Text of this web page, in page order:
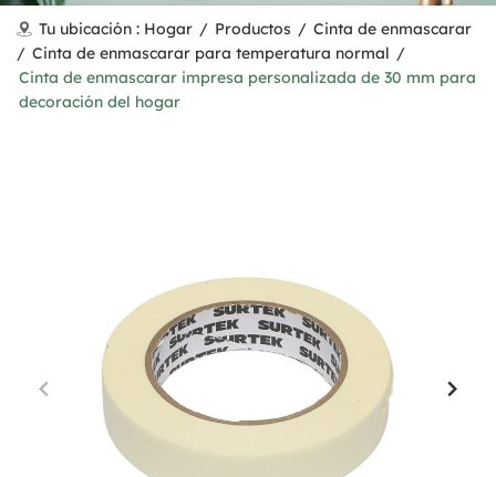
Tu ubicación : Hogar / Productos / Cinta de enmascarar
/ Cinta de enmascarar para temperatura normal /
Cinta de enmascarar impresa personalizada de 30 mm para
decoración del hogar